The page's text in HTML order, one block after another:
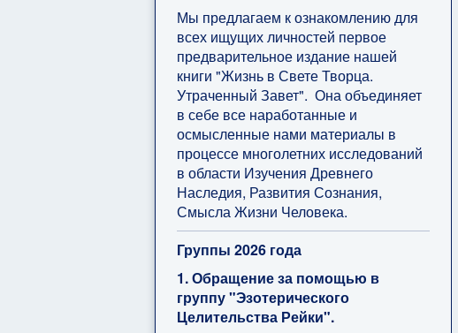
Мы предлагаем к ознакомлению для
всех ищущих личностей первое
предварительное издание нашей
книги "Жизнь в Свете Творца.
Утраченный Завет". Она объединяет
в себе все наработанные и
осмысленные нами материалы в
процессе многолетних исследований
в области Изучения Древнего
Наследия, Развития Сознания,
Смысла Жизни Человека.
Группы 2026 года
1. Обращение за помощью в
группу "Эзотерического
Целительства Рейки".